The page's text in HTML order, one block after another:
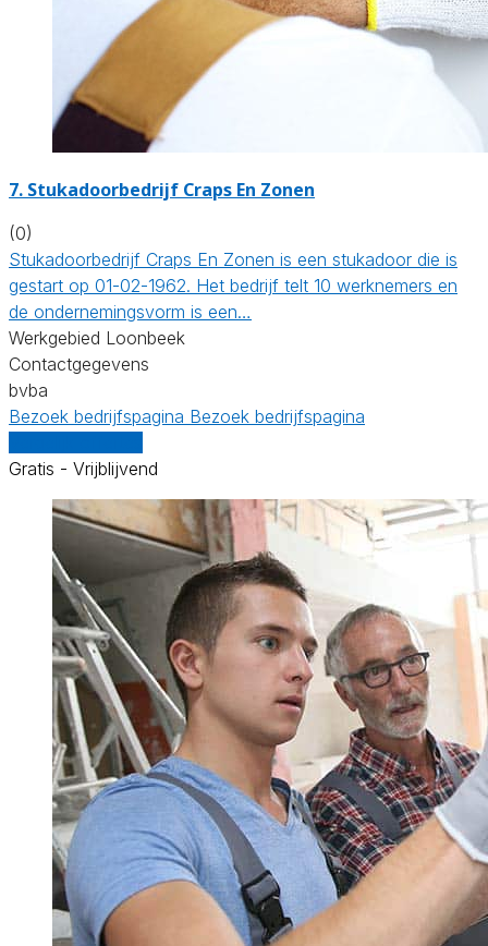
7. Stukadoorbedrijf Craps En Zonen
(0)
Stukadoorbedrijf Craps En Zonen is een stukadoor die is
gestart op 01-02-1962. Het bedrijf telt 10 werknemers en
de ondernemingsvorm is een…
Werkgebied Loonbeek
Contactgegevens
bvba
Bezoek bedrijfspagina Bezoek bedrijfspagina
Gratis - Vrijblijvend